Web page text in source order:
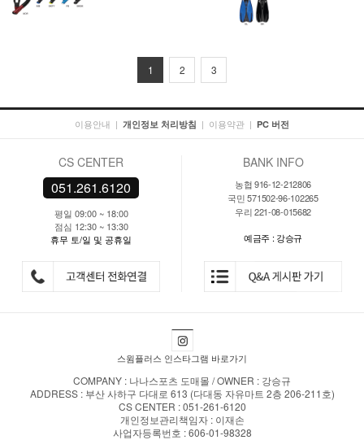
1 2 3
이용안내 | 개인정보 처리방침 | 이용약관 | PC 버전
CS CENTER
051.261.6120
평일 09:00 ~ 18:00
점심 12:30 ~ 13:30
휴무 토/일 및 공휴일
BANK INFO
농협 916-12-212806
국민 571502-96-102265
우리 221-08-015682
예금주 : 강승규
스윔플러스 인스타그램 바로가기
COMPANY : 나나스포츠 도매몰 / OWNER : 강승규
ADDRESS : 부산 사하구 다대로 613 (다대동 자유마트 2층 206-211호)
CS CENTER : 051-261-6120
개인정보관리책임자 : 이재손
사업자등록번호 : 606-01-98328